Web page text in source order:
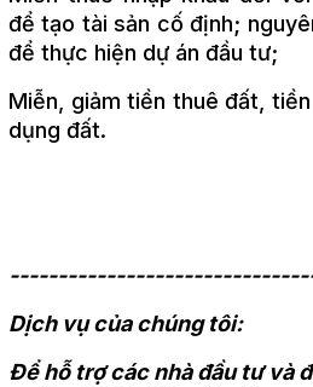
để tạo tài sản cố định;
để thực hiện dự án đầu tư;
Miễn, giảm tiền thuê đất,
dụng đất.
Dịch vụ của chúng tôi:
Để hỗ trợ các nhà đầu tư và